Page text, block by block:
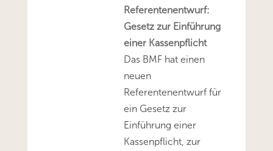
Referentenentwurf:
Gesetz zur Einführung
einer Kassenpflicht
Das BMF hat einen
neuen
Referentenentwurf für
ein Gesetz zur
Einführung einer
Kassenpflicht, zur